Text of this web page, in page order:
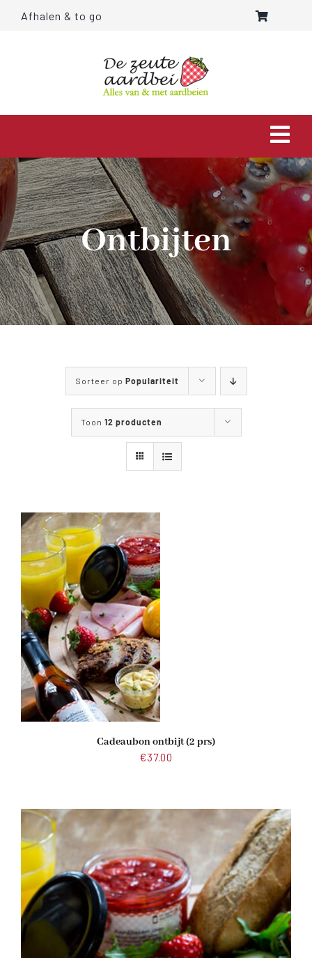
Afhalen & to go
HOME
OVER ONS
AARDBEIEN
WANDELEN & FIETSEN
CONTACT
Ontbijten
Sorteer op Populariteit
Toon 12 producten
Cadeaubon ontbijt (2 prs)
€37.00